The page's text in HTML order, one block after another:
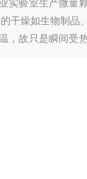
实验室生产微量
干燥如生物制品
故只是瞬间受